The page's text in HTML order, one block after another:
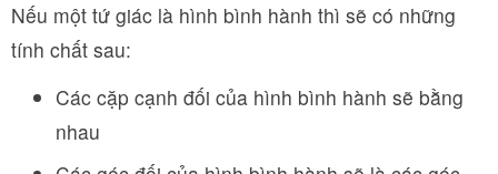
Nếu một tứ giác là hình bình hành thì sẽ có những
tính chất sau:
Các cặp cạnh đối của hình bình hành sẽ bằng
nhau